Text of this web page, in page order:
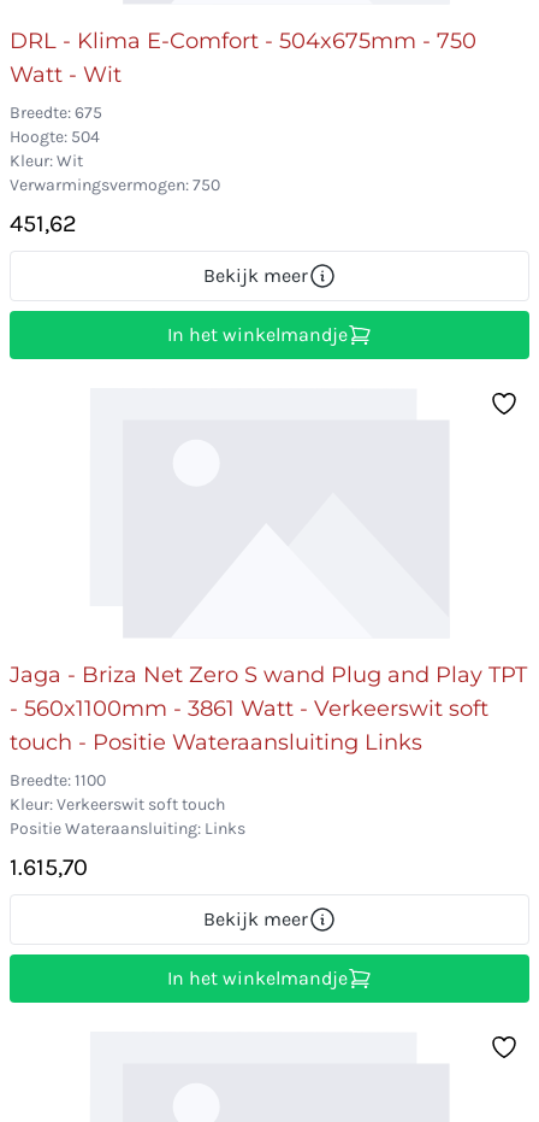
DRL - Klima E-Comfort - 504x675mm - 750
Watt - Wit
Breedte: 675
Hoogte: 504
Kleur: Wit
Verwarmingsvermogen: 750
451,62
Bekijk meer
In het winkelmandje
Jaga - Briza Net Zero S wand Plug and Play TPT
- 560x1100mm - 3861 Watt - Verkeerswit soft
touch - Positie Wateraansluiting Links
Breedte: 1100
Kleur: Verkeerswit soft touch
Positie Wateraansluiting: Links
1.615,70
Bekijk meer
In het winkelmandje